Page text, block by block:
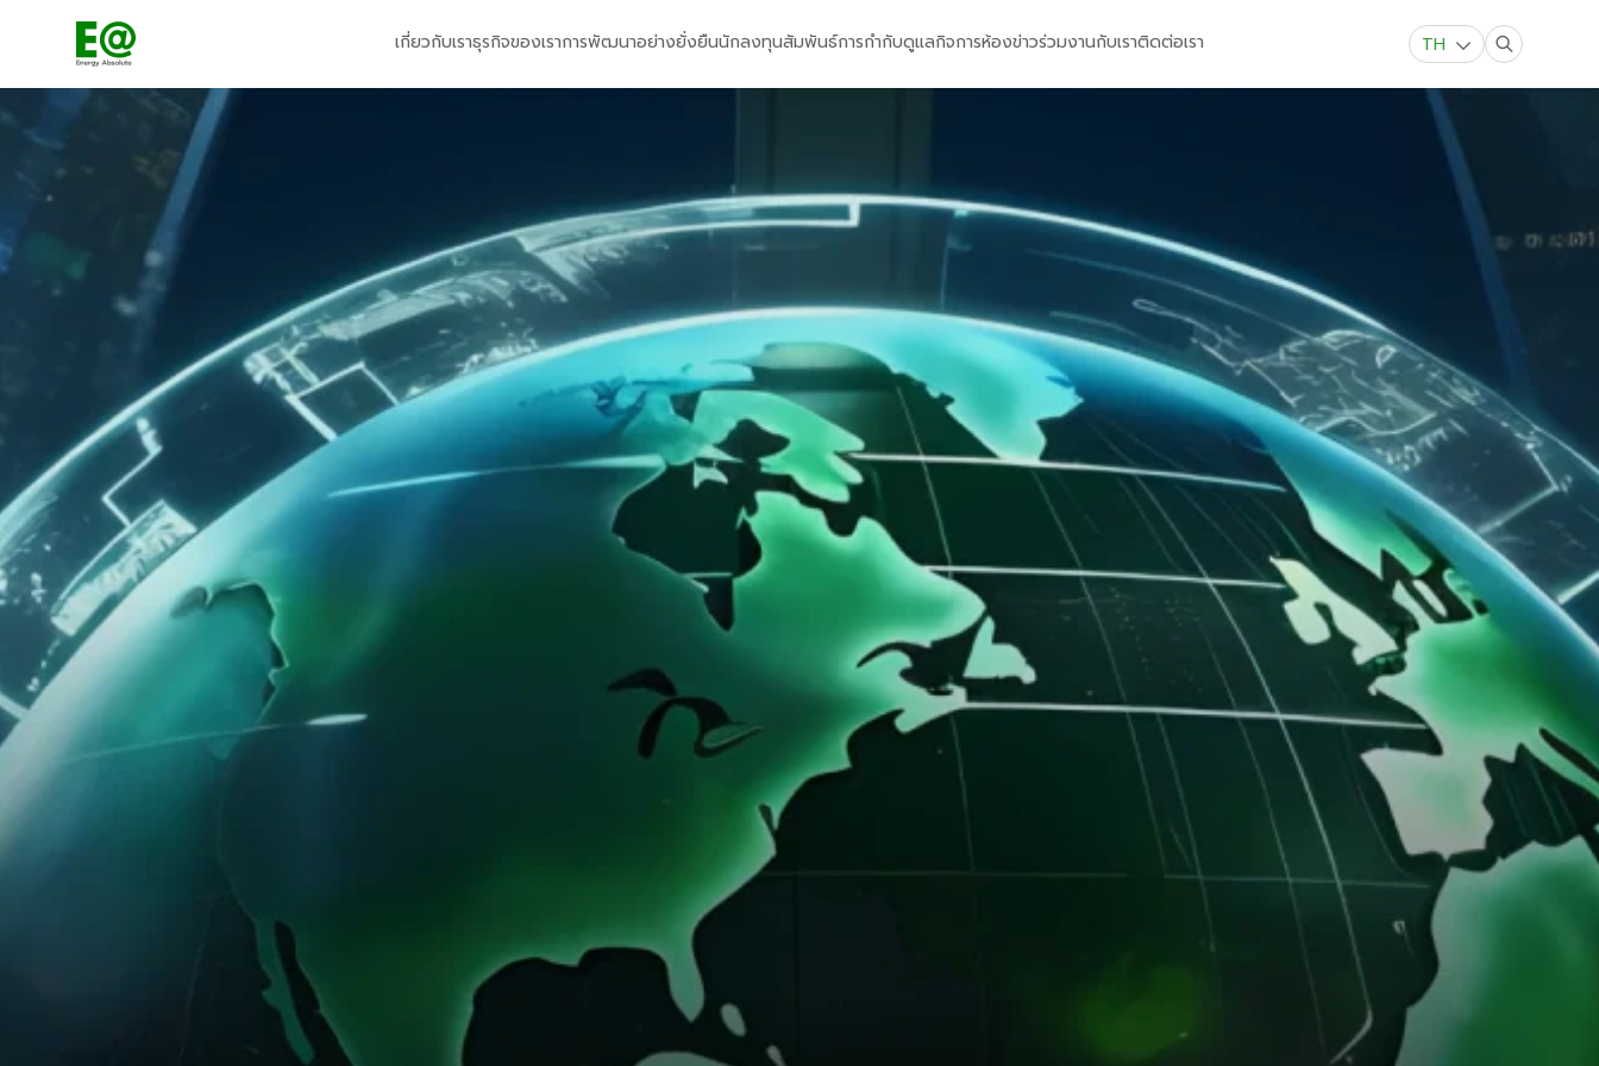
เกี่ยวกับเราธุรกิจของเราการพัฒนาอย่างยั่งยืนนักลงทุนสัมพันธ์การกำกับดูแลกิจการห้องข่าวร่วมงานกับเราติดต่อเรา TH